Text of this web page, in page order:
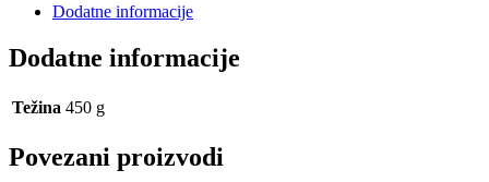
Dodatne informacije
Dodatne informacije
Težina 450 g
Povezani proizvodi